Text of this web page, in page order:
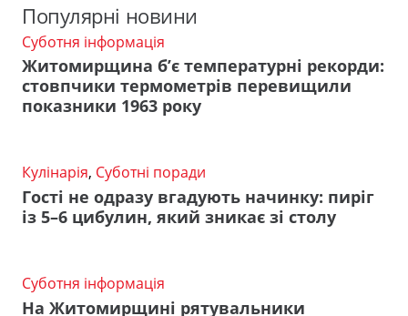
Популярні новини
Суботня інформація
Житомирщина б’є температурні рекорди:
стовпчики термометрів перевищили
показники 1963 року
Кулінарія, Суботні поради
Гості не одразу вгадують начинку: пиріг
із 5–6 цибулин, який зникає зі столу
Суботня інформація
На Житомирщині рятувальники